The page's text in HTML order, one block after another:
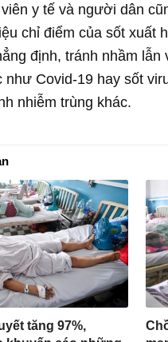
y tế và người dân
chỉ điểm của sốt xuất
định, tránh nhầm lẫn
như Covid-19 hay sốt
nhiễm trùng khác.
tăng 97%,